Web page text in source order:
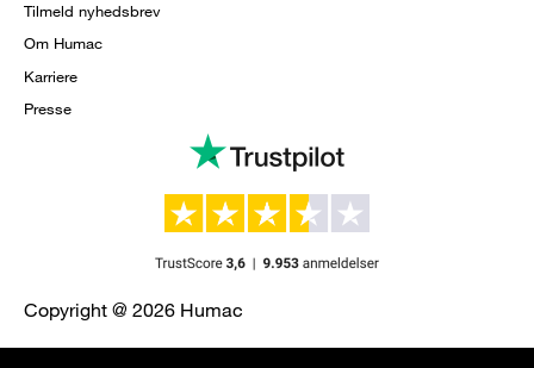
Tilmeld nyhedsbrev
Om Humac
Karriere
Presse
Copyright @ 2026 Humac